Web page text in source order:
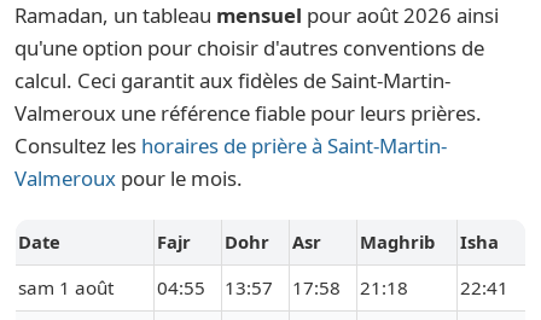
Ramadan, un tableau mensuel pour août 2026 ainsi
qu'une option pour choisir d'autres conventions de
calcul. Ceci garantit aux fidèles de Saint-Martin-
Valmeroux une référence fiable pour leurs prières.
Consultez les horaires de prière à Saint-Martin-
Valmeroux pour le mois.
Date Fajr Dohr Asr Maghrib
Isha
sam 1 août
04:55 13:57 17:58 21:18
22:41